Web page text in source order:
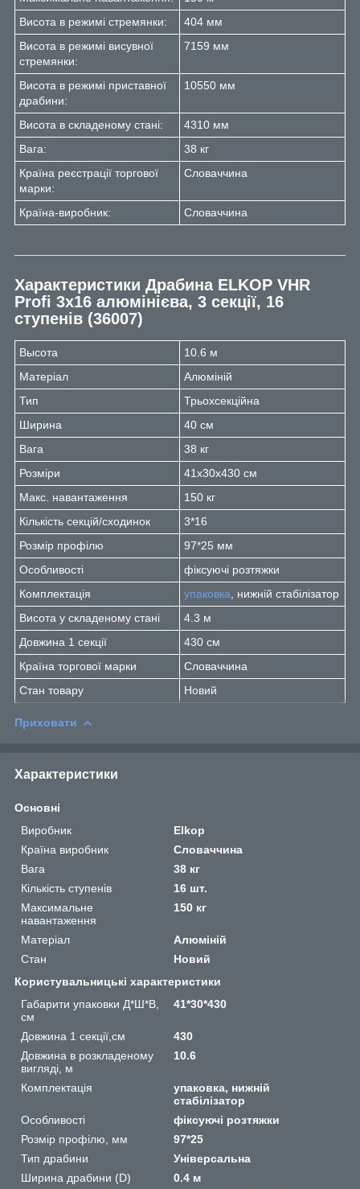
Висота в режимі стремянки:
404 мм
Висота в режимі висувної
стремянки:
7159 мм
Висота в режимі приставної
драбини:
10550 мм
Висота в складеному стані:
4310 мм
Вага:
38 кг
Країна реєстрації торгової
марки:
Словаччина
Країна-виробник: Словаччина
Характеристики Драбина ELKOP VHR
Profi 3x16 алюмінієва, 3 секції, 16
ступенів (36007)
Высота
10.6 м
Матеріал
Алюміній
Тип
Трьохсекційна
Ширина
40 см
Вага
38 кг
Розміри
41x30x430 см
Макс. навантаження
150 кг
Кількість секцій/сходинок
3*16
Розмір профілю
97*25 мм
Особливості
фіксуючі розтяжки
Комплектація
упаковка , нижній стабілізатор
Висота у складеному стані
4.3 м
Довжина 1 секції
430 см
Країна торгової марки
Словаччина
Стан товару
Новий
Приховати
Характеристики
Основні
Виробник
Elkop
Країна виробник
Словаччина
Вага
38 кг
Кількість ступенів
16 шт.
Максимальне
навантаження
150 кг
Матеріал
Алюміній
Стан
Новий
Користувальницькі характеристики
Габарити упаковки Д*Ш*В,
см
41*30*430
Довжина 1 секції,см
430
Довжина в розкладеному
вигляді, м
10.6
Комплектація
упаковка, нижній
стабілізатор
Особливості
фіксуючі розтяжки
Розмір профілю, мм
97*25
Тип драбини
Універсальна
Ширина драбини (D)
0.4 м